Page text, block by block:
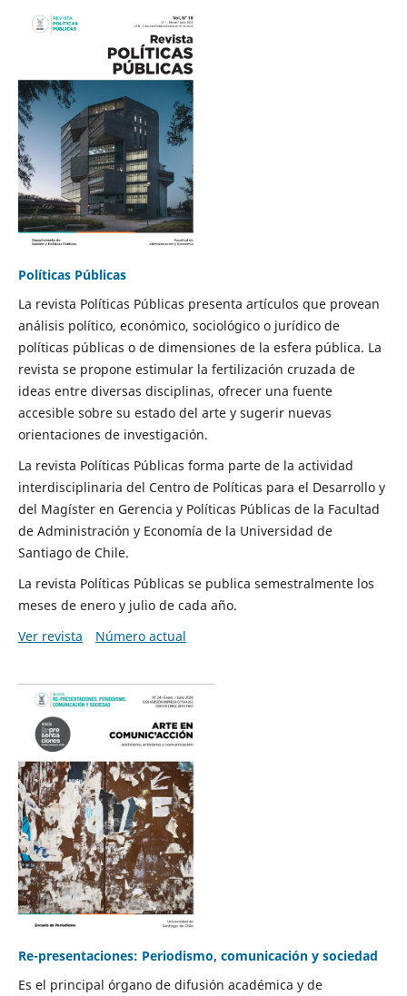
Políticas Públicas
La revista Políticas Públicas presenta artículos que provean
análisis político, económico, sociológico o jurídico de
políticas públicas o de dimensiones de la esfera pública. La
revista se propone estimular la fertilización cruzada de
ideas entre diversas disciplinas, ofrecer una fuente
accesible sobre su estado del arte y sugerir nuevas
orientaciones de investigación.
La revista Políticas Públicas forma parte de la actividad
interdisciplinaria del Centro de Políticas para el Desarrollo y
del Magíster en Gerencia y Políticas Públicas de la Facultad
de Administración y Economía de la Universidad de
Santiago de Chile.
La revista Políticas Públicas se publica semestralmente los
meses de enero y julio de cada año.
Ver revista
Número actual
Re-presentaciones: Periodismo, comunicación y sociedad
Es el principal órgano de difusión académica y de